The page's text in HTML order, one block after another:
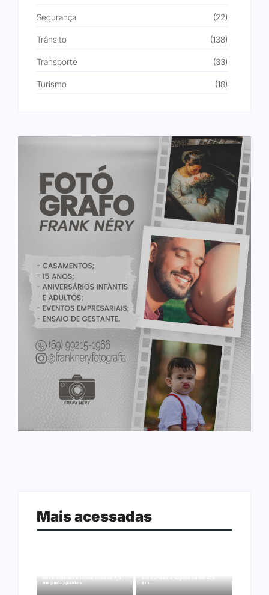
Segurança (22)
Trânsito (138)
Transporte (33)
Turismo (18)
Mais acessadas
nove cidades e reúne mais de 7,3
mil participantes
em carteira e sapato na BR 425
em…